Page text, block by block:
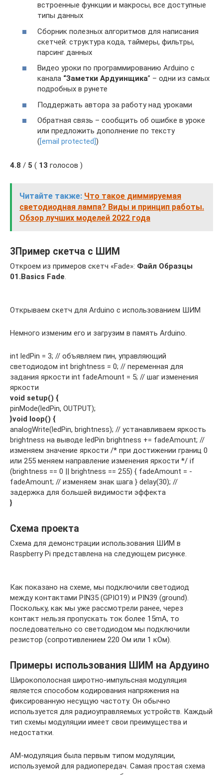
встроенные функции и макросы, все доступные
типы данных
Сборник полезных алгоритмов для написания
скетчей: структура кода, таймеры, фильтры,
парсинг данных
Видео уроки по программированию Arduino с
канала “Заметки Ардуинщика” – одни из самых
подробных в рунете
Поддержать автора за работу над уроками
Обратная связь – сообщить об ошибке в уроке
или предложить дополнение по тексту
([email protected])
4.8 / 5 ( 13 голосов )
Читайте также: Что такое диммируемая
светодиодная лампа? Виды и принцип работы.
Обзор лучших моделей 2022 года
3Пример скетча с ШИМ
Откроем из примеров скетч «Fade»: Файл Образцы
01.Basics Fade.
Открываем скетч для Arduino с использованием ШИМ
Немного изменим его и загрузим в память Arduino.
int ledPin = 3; // объявляем пин, управляющий
светодиодом int brightness = 0; // переменная для
задания яркости int fadeAmount = 5; // шаг изменения
яркости
void setup() {
pinMode(ledPin, OUTPUT);
}void loop() {
analogWrite(ledPin, brightness); // устанавливаем яркость
brightness на выводе ledPin brightness += fadeAmount; //
изменяем значение яркости /* при достижении границ 0
или 255 меняем направление изменения яркости */ if
(brightness == 0 || brightness == 255) { fadeAmount = -
fadeAmount; // изменяем знак шага } delay(30); //
задержка для большей видимости эффекта
}
Схема проекта
Схема для демонстрации использования ШИМ в
Raspberry Pi представлена на следующем рисунке.
Как показано на схеме, мы подключили светодиод
между контактами PIN35 (GPIO19) и PIN39 (ground).
Поскольку, как мы уже рассмотрели ранее, через
контакт нельзя пропускать ток более 15mA, то
последовательно со светодиодом мы подключили
резистор (сопротивлением 220 Ом или 1 кОм).
Примеры использования ШИМ на Ардуино
Широкополосная широтно-импульсная модуляция
является способом кодирования напряжения на
фиксированную несущую частоту. Он обычно
используется для радиоуправляемых устройств. Каждый
тип схемы модуляции имеет свои преимущества и
недостатки.
AM-модуляция была первым типом модуляции,
используемой для радиопередач. Самая простая схема